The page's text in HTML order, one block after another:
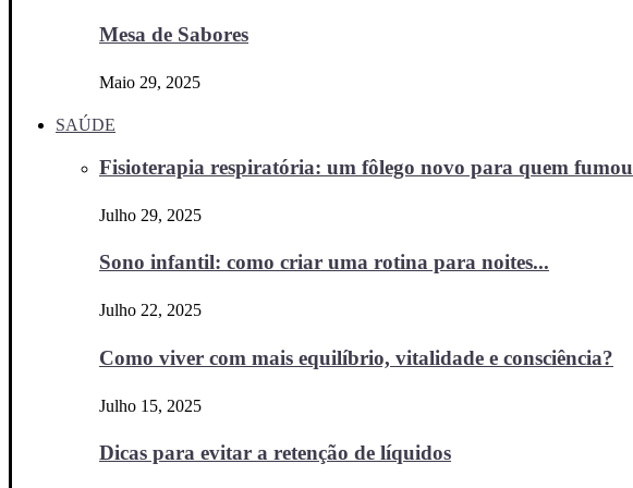
Mesa de Sabores
Maio 29, 2025
SAÚDE
Fisioterapia respiratória: um fôlego novo para quem fumou
Julho 29, 2025
Sono infantil: como criar uma rotina para noites...
Julho 22, 2025
Como viver com mais equilíbrio, vitalidade e consciência?
Julho 15, 2025
Dicas para evitar a retenção de líquidos